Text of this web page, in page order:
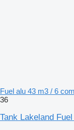
Fuel alu 43 m3 / 6
36
Tank Lakeland